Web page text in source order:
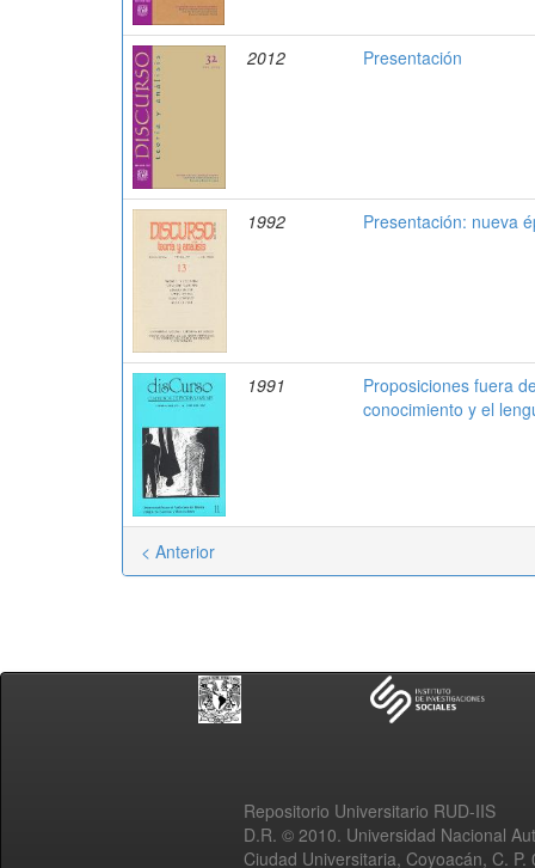
2012 Presentación
1992 Presentación: nueva
1991
Proposiciones fuera
conocimiento y el
< Anterior
Repositorio Universitario RUD-IIS
D.R. © 2010. Universidad Nacional
Ciudad Universitaria, Coyoacán, C.